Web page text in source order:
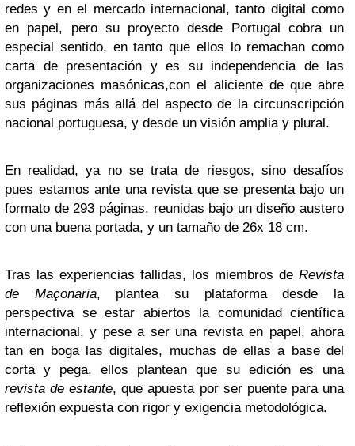
redes y en el mercado internacional, tanto digital como
en papel, pero su proyecto desde Portugal cobra un
especial sentido, en tanto que ellos lo remachan como
carta de presentación y es su independencia de las
organizaciones masónicas,con el aliciente de que abre
sus páginas más allá del aspecto de la circunscripción
nacional portuguesa, y desde un visión amplia y plural.
En realidad, ya no se trata de riesgos, sino desafíos
pues estamos ante una revista que se presenta bajo un
formato de 293 páginas, reunidas bajo un diseño austero
con una buena portada, y un tamaño de 26x 18 cm.
Tras las experiencias fallidas, los miembros de Revista
de Maçonaria, plantea su plataforma desde la
perspectiva se estar abiertos la comunidad científica
internacional, y pese a ser una revista en papel, ahora
tan en boga las digitales, muchas de ellas a base del
corta y pega, ellos plantean que su edición es una
revista de estante, que apuesta por ser puente para una
reflexión expuesta con rigor y exigencia metodológica.